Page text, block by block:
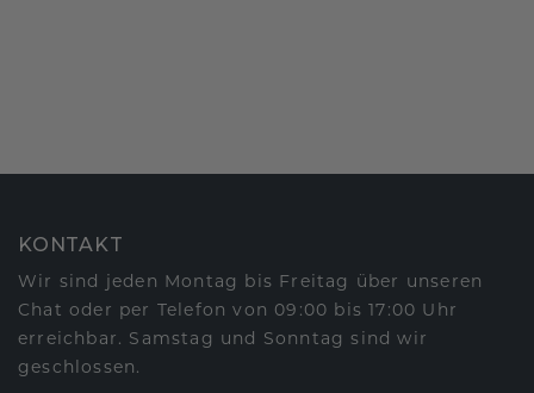
KONTAKT
Wir sind jeden Montag bis Freitag über unseren
Chat oder per Telefon von 09:00 bis 17:00 Uhr
erreichbar. Samstag und Sonntag sind wir
geschlossen.